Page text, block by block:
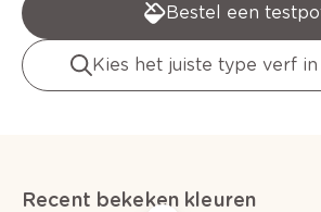
Bestel een
Kies het juiste type verf
Recent bekeken kleuren